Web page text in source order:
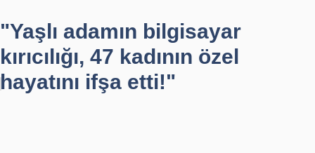
"Yaşlı adamın bilgisayar
kırıcılığı, 47 kadının özel
hayatını ifşa etti!"